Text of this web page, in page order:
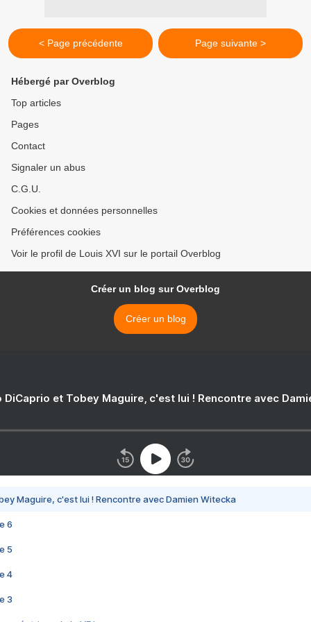
< Page précédente Page suivante >
Hébergé par Overblog
Top articles
Pages
Contact
Signaler un abus
C.G.U.
Cookies et données personnelles
Préférences cookies
Voir le profil de Louis XVI sur le portail Overblog
Créer un blog sur Overblog
Créer un blog
DiCaprio et Tobey Maguire, c'est lui ! Rencontre avec
Maguire, c'est lui ! Rencontre avec Damien Witecka
6
5
4
3